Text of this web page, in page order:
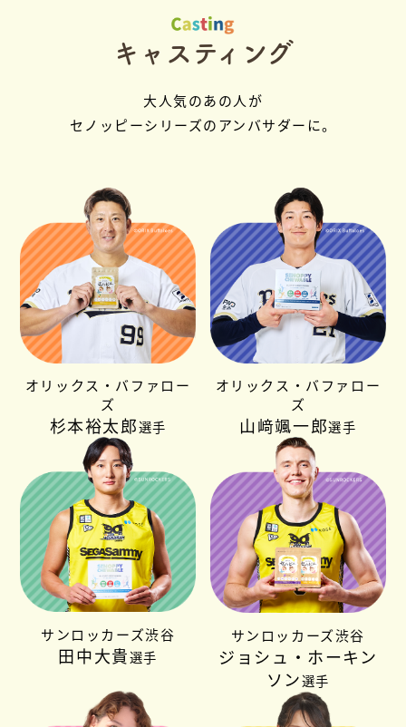
キャスティング
大人気のあの人が
セノッピーシリーズのアンバサダーに。
オリックス・バファロー
ズ
杉本裕太郎選手
オリックス・バファロー
ズ
山﨑颯一郎選手
サンロッカーズ渋谷
田中大貴選手
サンロッカーズ渋谷
ジョシュ・ホーキン
ソン選手